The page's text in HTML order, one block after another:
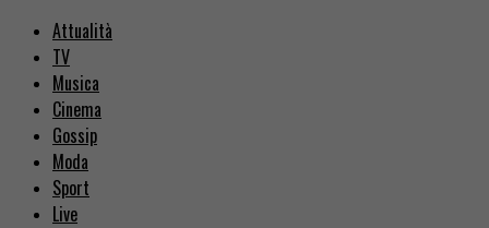
Attualità
TV
Musica
Cinema
Gossip
Moda
Sport
Live